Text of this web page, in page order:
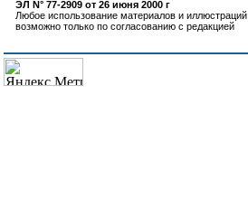
ЭЛ N° 77-2909 от 26 июня 2000 г
Любое использование материалов и иллюстраций
возможно только по согласованию с редакцией